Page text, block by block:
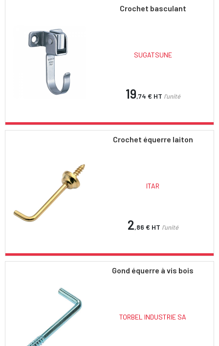
Crochet basculant
SUGATSUNE
19,74 € HT l'unité
Crochet équerre laiton
ITAR
2,86 € HT l'unité
Gond équerre à vis bois
TORBEL INDUSTRIE SA